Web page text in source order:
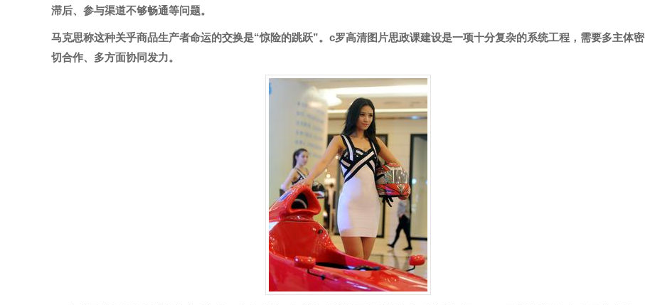
滞后、参与渠道不够畅通等问题。
马克思称这种关乎商品生产者命运的交换是“惊险的跳跃”。c罗高清图片思政课建设是一项十分复杂的系统工程，需要多主体密
切合作、多方面协同发力。